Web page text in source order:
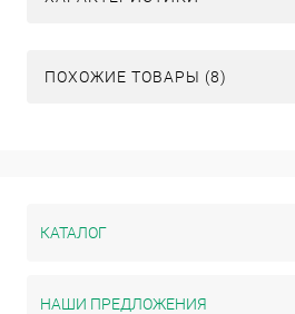
ПОХОЖИЕ ТОВАРЫ (8)
КАТАЛОГ
НАШИ ПРЕДЛОЖЕНИЯ